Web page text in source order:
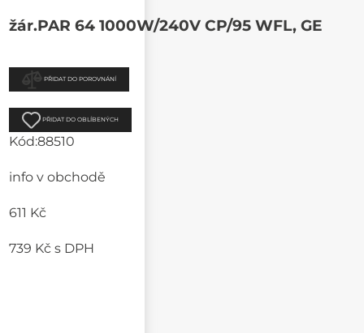
žár.PAR 64 1000W/240V CP/95 WFL, GE
PŘIDAT DO POROVNÁNÍ
PŘIDAT DO OBLÍBENÝCH
Kód:88510
info v obchodě
611 Kč
739 Kčs DPH